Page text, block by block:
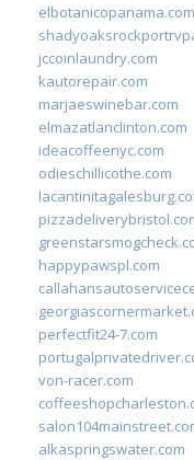
elbotanicopanama.com
jccoinlaundry.com
kautorepair.com
marjaeswinebar.com
elmazatlanclinton.com
ideacoffeenyc.com
odieschillicothe.com
happypawspl.com
perfectfit24-7.com
von-racer.com
alkaspringswater.com